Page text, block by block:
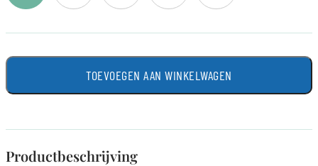
TOEVOEGEN AAN WINKELWAGEN
Productbeschrijving